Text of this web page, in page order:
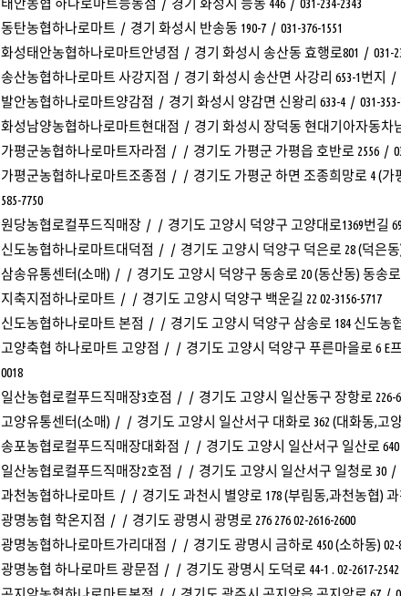
태안농협 하나로마트능동점 / 경기 화성시 능동 446 / 031-234-2343
동탄농협하나로마트 / 경기 화성시 반송동 190-7 / 031-376-1551
화성태안농협하나로마트안녕점 / 경기 화성시 송산동 효행로801 / 031-
송산농협하나로마트 사강지점 / 경기 화성시 송산면 사강리 653-1번지 /
발안농협하나로마트양감점 / 경기 화성시 양감면 신왕리 633-4 / 031-353-
화성남양농협하나로마트현대점 / 경기 화성시 장덕동 현대기아자동차남
가평군농협하나로마트자라점 / / 경기도 가평군 가평읍 호반로 2556 /
가평군농협하나로마트조종점 / / 경기도 가평군 하면 조종희망로 4 (가
585-7750
원당농협로컬푸드직매장 / / 경기도 고양시 덕양구 고양대로1369번길 69
신도농협하나로마트대덕점 / / 경기도 고양시 덕양구 덕은로 28 (덕은동)
삼송유통센터(소매) / / 경기도 고양시 덕양구 동송로 20 (동산동) 동송로
지축지점하나로마트 / / 경기도 고양시 덕양구 백운길 22 02-3156-5717
신도농협하나로마트 본점 / / 경기도 고양시 덕양구 삼송로 184 신도농협
고양축협 하나로마트 고양점 / / 경기도 고양시 덕양구 푸른마을로 6 E
0018
일산농협로컬푸드직매장3호점 / / 경기도 고양시 일산동구 장항로 226-68
고양유통센터(소매) / / 경기도 고양시 일산서구 대화로 362 (대화동,고
송포농협로컬푸드직매장대화점 / / 경기도 고양시 일산서구 일산로 640 (
일산농협로컬푸드직매장2호점 / / 경기도 고양시 일산서구 일청로 30 /
과천농협하나로마트 / / 경기도 과천시 별양로 178 (부림동,과천농협) 과
광명농협 학온지점 / / 경기도 광명시 광명로 276 276 02-2616-2600
광명농협하나로마트가리대점 / / 경기도 광명시 금하로 450 (소하동) 02-
광명농협 하나로마트 광문점 / / 경기도 광명시 도덕로 44-1 . 02-2617-2542